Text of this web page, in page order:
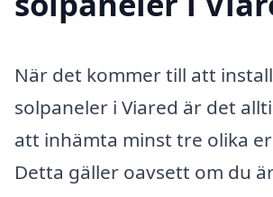
När det kommer till att
solpaneler i Viared är det
att inhämta minst tre olika
Detta gäller oavsett om du